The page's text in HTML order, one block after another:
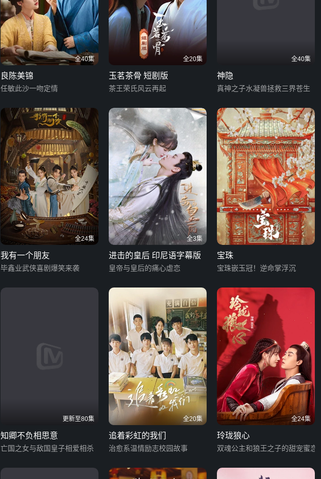
全40集
良陈美锦
任敏此沙一吻定情
全20集
玉茗茶骨 短剧版
茶王荣氏风云再起
全40集
神隐
真神之子水凝兽拯救三界苍生
全24集
我有一个朋友
毕鑫业武侠喜剧爆笑来袭
全3集
进击的皇后 印尼语字幕版
皇帝与皇后的痛心虐恋
宝珠
宝珠嵌玉冠！逆命掌浮沉
更新至80集
知卿不负相思意
亡国之女与敌国皇子相爱相杀
全20集
追着彩虹的我们
治愈系温情励志校园故事
全24集
玲珑狼心
双魂公主和狼王之子的甜宠蜜恋